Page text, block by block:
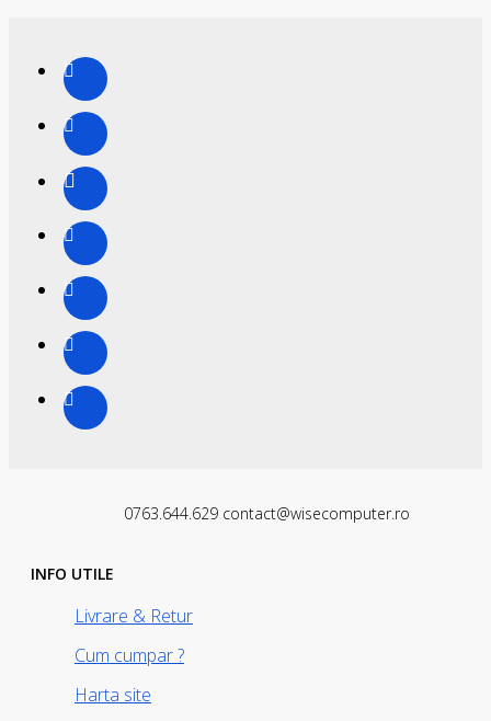
0763.644.629 contact@wisecomputer.ro
INFO UTILE
Livrare & Retur
Cum cumpar ?
Harta site